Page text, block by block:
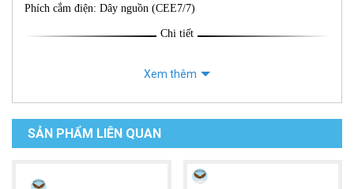
Phích cắm điện: Dây nguồn (CEE7/7)
Chi tiết
Xem thêm
SẢN PHẨM LIÊN QUAN